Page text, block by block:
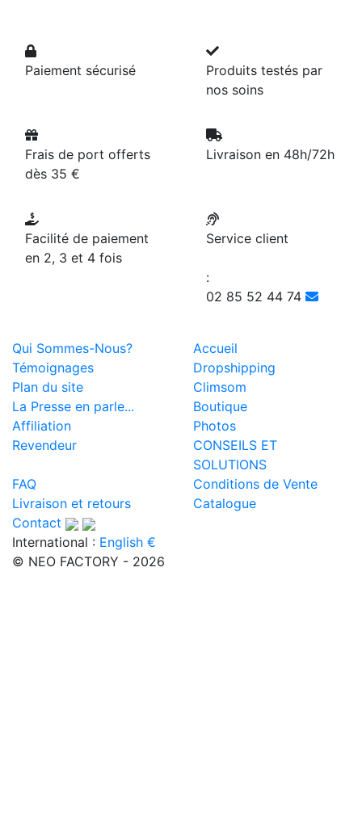
Paiement sécurisé
Produits testés par
nos soins
Frais de port offerts
dès 35 €
Livraison en 48h/72h
Facilité de paiement
en 2, 3 et 4 fois
Service client
:
02 85 52 44 74
Qui Sommes-Nous?
Accueil
Témoignages
Dropshipping
Plan du site
Climsom
La Presse en parle...
Boutique
Affiliation
Photos
Revendeur
CONSEILS ET
SOLUTIONS
FAQ
Conditions de Vente
Livraison et retours
Catalogue
Contact
International : English €
© NEO FACTORY - 2026